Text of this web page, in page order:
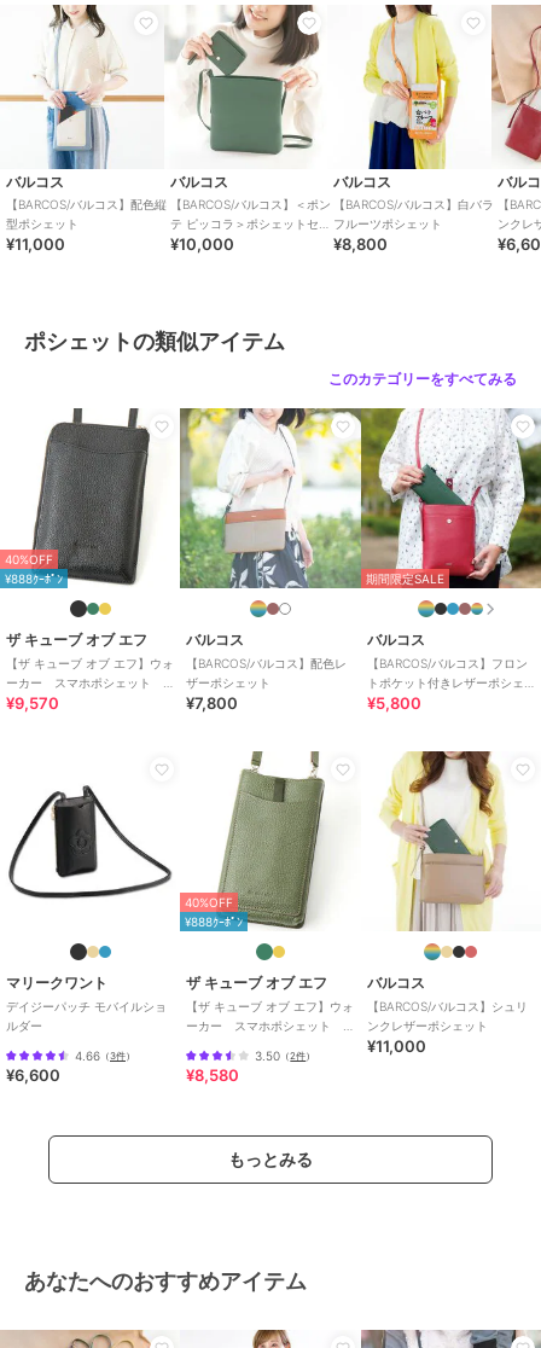
バルコス
【BARCOS/バルコス】配色縦
型ポシェット
¥11,000
バルコス
【BARCOS/バルコス】＜ポン
テ ピッコラ＞ポシェットセッ
ト
¥10,000
バルコス
【BARCOS/バルコス】白バラ
フルーツポシェット
¥8,800
バル
【
ンクレ
ポシェットの類似アイテム
このカテゴリーをすべてみる
40%OFF
¥888ｸｰﾎﾟﾝ
ザ キューブ オブ エフ
【ザ キューブ オブ エフ】ウォ
ーカー スマホポシェット L
字ファスナータイプ
¥9,570
バルコス
【BARCOS/バルコス】配色レ
ザーポシェット
¥7,800
期間限定SALE
バルコス
【BARCOS/バルコス】フロン
トポケット付きレザーポシェ
ット
¥5,800
マリークワント
デイジーパッチ モバイルショ
ルダー
4.66 （3件）
¥6,600
40%OFF
¥888ｸｰﾎﾟﾝ
ザ キューブ オブ エフ
【ザ キューブ オブ エフ】ウォ
ーカー スマホポシェット
3.50 （2件）
¥8,580
バルコス
【BARCOS/バルコス】シュリ
ンクレザーポシェット
¥11,000
もっとみる
あなたへのおすすめアイテム